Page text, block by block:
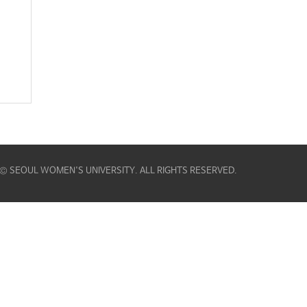
SEOUL WOMEN'S UNIVERSITY. ALL RIGHTS RESERVED.